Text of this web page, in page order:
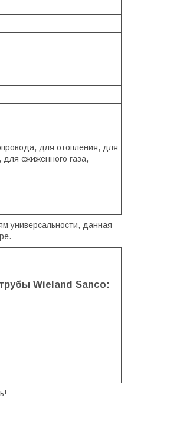
для отопления, для
сжиженного газа,
универсальности, данная
Wieland Sanco: